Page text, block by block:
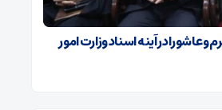
و عاشورا در آینه اسناد وزارت امور